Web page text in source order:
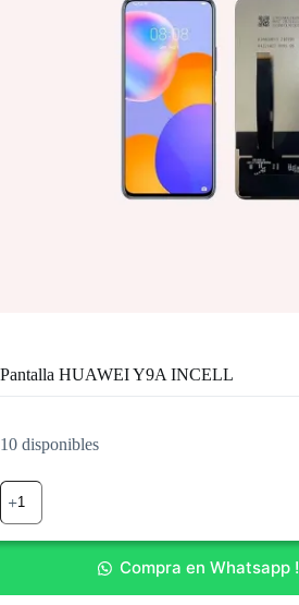
Pantalla HUAWEI Y9A INCELL
10 disponibles
Pantalla
HUAWEI
Y9A
INCELL
Compra en Whatsapp !